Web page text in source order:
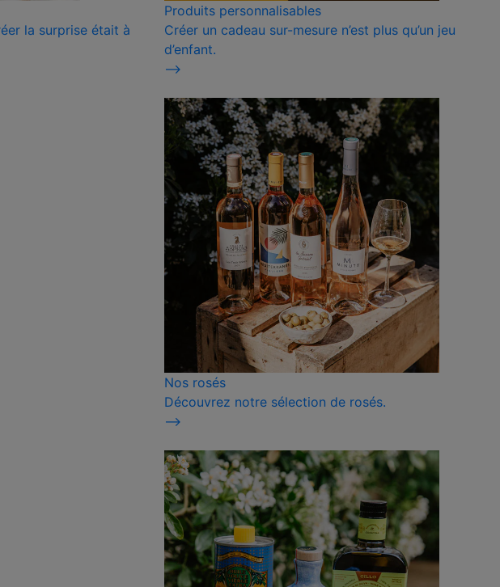
la surprise était à
Produits personnalisables
Créer un cadeau sur-mesure n’est plus qu’un jeu
d’enfant.
⟶
Nos rosés
Découvrez notre sélection de rosés.
⟶